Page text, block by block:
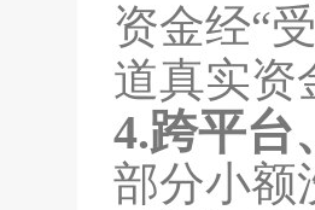
资金经“
道真实资
4.跨平台
部分小额